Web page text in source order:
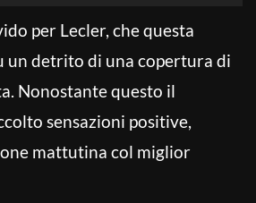
per Lecler, che questa
un detrito di una copertura di
Nonostante questo il
sensazioni positive,
mattutina col miglior